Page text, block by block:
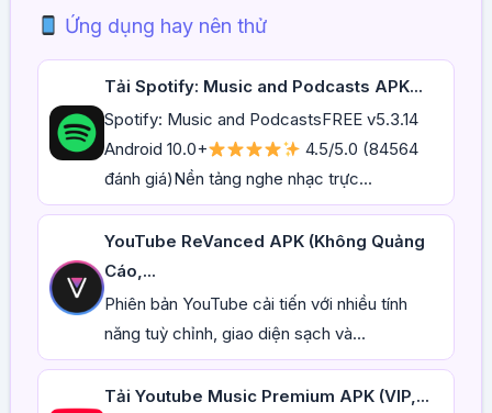
Ứng dụng hay nên thử
Tải Spotify: Music and Podcasts APK...
Spotify: Music and PodcastsFREE v5.3.14
Android 10.0+
4.5/5.0 (84564
đánh giá)Nền tảng nghe nhạc trực...
YouTube ReVanced APK (Không Quảng
Cáo,...
Phiên bản YouTube cải tiến với nhiều tính
năng tuỳ chỉnh, giao diện sạch và...
Tải Youtube Music Premium APK (VIP,...